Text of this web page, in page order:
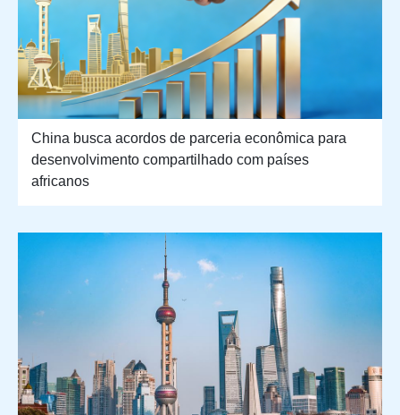
China busca acordos de parceria econômica para
desenvolvimento compartilhado com países
africanos